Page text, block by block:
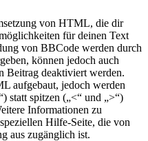
von HTML, die dir
für deinen Text
von BBCode werden durch
können jedoch auch
Beitrag deaktiviert werden.
aufgebaut, jedoch werden
statt spitzen („<“ und „>“)
Informationen zu
Hilfe-Seite, die von
aus zugänglich ist.